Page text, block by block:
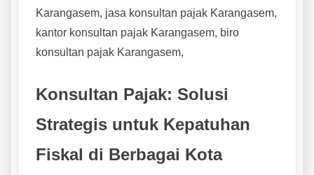
Karangasem, jasa konsultan pajak Karangasem,
kantor konsultan pajak Karangasem, biro
konsultan pajak Karangasem,
Konsultan Pajak: Solusi
Strategis untuk Kepatuhan
Fiskal di Berbagai Kota